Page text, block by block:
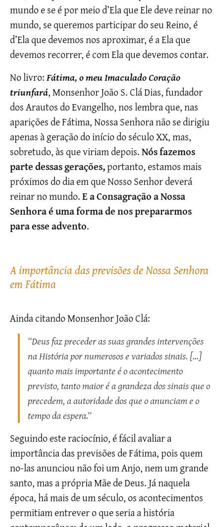
mundo e se é por meio d’Ela que Ele deve reinar no
mundo, se queremos participar do seu Reino, é
d’Ela que devemos nos aproximar, é a Ela que
devemos recorrer, é com Ela que devemos contar.
No livro:Fátima, o meu Imaculado Coração
triunfará, Monsenhor João S. Clá Dias, fundador
dos Arautos do Evangelho, nos lembra que, nas
aparições de Fátima, Nossa Senhora não se dirigiu
apenas à geração do início do século XX, mas,
sobretudo, às que viriam depois.Nós fazemos
parte dessas gerações,portanto, estamos mais
próximos do dia em que Nosso Senhor deverá
reinar no mundo.E a Consagração a Nossa
Senhora é uma forma de nos prepararmos
para esse advento.
A importância das previsões de Nossa Senhora
em Fátima
Ainda citando Monsenhor João Clá:
“Deus faz preceder as suas grandes intervenções
na História por numerosos e variados sinais. [...]
quanto mais importante é o acontecimento
previsto, tanto maior é a grandeza dos sinais que o
precedem, a autoridade dos que o anunciam e o
tempo da espera.”
Seguindo este raciocínio, é fácil avaliar a
importância das previsões de Fátima, pois quem
no-las anunciou não foi um Anjo, nem um grande
santo, mas a própria Mãe de Deus. Já naquela
época, há mais de um século, os acontecimentos
permitiam entrever o que seria a história